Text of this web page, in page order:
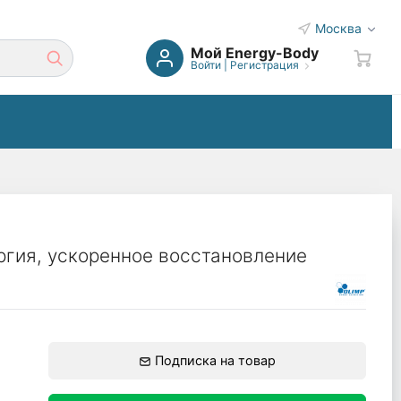
Москва
Мой Energy-Body
Войти| Регистрация
ускоренное восстановление
Подписка на товар